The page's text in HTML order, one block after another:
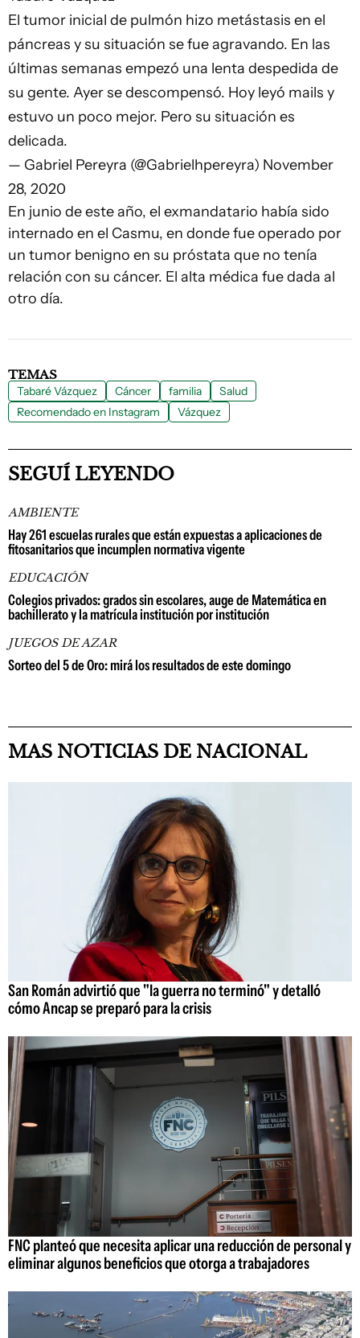
El tumor inicial de pulmón hizo metástasis en el
páncreas y su situación se fue agravando. En las
últimas semanas empezó una lenta despedida de
su gente. Ayer se descompensó. Hoy leyó mails y
estuvo un poco mejor. Pero su situación es
delicada.
— Gabriel Pereyra (@Gabrielhpereyra) November
28, 2020
En junio de este año, el exmandatario había sido
internado en el Casmu, en donde fue operado por
un tumor benigno en su próstata que no tenía
relación con su cáncer. El alta médica fue dada al
otro día.
TEMAS
Tabaré Vázquez Cáncer familia
Salud
Recomendado en Instagram
Vázquez
SEGUÍ LEYENDO
AMBIENTE
Hay 261 escuelas rurales que están expuestas a aplicaciones de
fitosanitarios que incumplen normativa vigente
EDUCACIÓN
Colegios privados: grados sin escolares, auge de Matemática en
bachillerato y la matrícula institución por institución
JUEGOS DE AZAR
Sorteo del 5 de Oro: mirá los resultados de este domingo
MAS NOTICIAS DE NACIONAL
San Román advirtió que "la guerra no terminó" y detalló
cómo Ancap se preparó para la crisis
FNC planteó que necesita aplicar una reducción de personal y
eliminar algunos beneficios que otorga a trabajadores